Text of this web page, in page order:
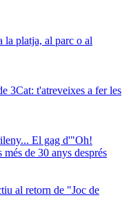
la platja, al parc o al
3Cat: t'atreveixes a fer les
El gag d'"Oh!
de 30 anys després
al retorn de "Joc de